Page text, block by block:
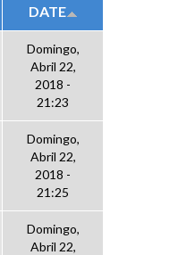
DATE
Domingo,
Abril 22,
2018 -
21:23
Domingo,
Abril 22,
2018 -
21:25
Domingo,
Abril 22,